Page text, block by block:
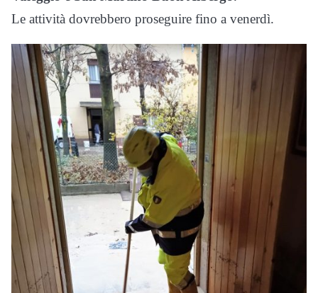
Le attività dovrebbero proseguire fino a venerdì.